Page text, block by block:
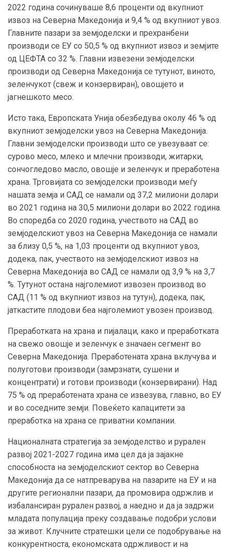
2022 година сочинуваше 8,6 проценти од вкупниот
извоз на Северна Македонија и 9,4 % од вкупниот увоз.
Главните пазари за земјоделски и прехранбени
производи се ЕУ со 50,5 % од вкупниот извоз и земјите
од ЦЕФТА со 32 %. Главни извезени земјоделски
производи од Северна Македонија се тутунот, виното,
зеленчукот (свеж и конзервиран), овошјето и
јагнешкото месо.
Исто така, Европската Унија обезбедува околу 46 % од
вкупниот земјоделски увоз на Северна Македонија.
Главни земјоделски производи што се увезуваат се:
сурово месо, млеко и млечни производи, житарки,
сончогледово масло, овошје и зеленчук и преработена
храна. Трговијата со земјоделски производи меѓу
нашата земја и САД се намали од 37,2 милиони долари
во 2021 година на 30,5 милиони долари во 2022 година.
Во споредба со 2020 година, учеството на САД во
земјоделскиот увоз на Северна Македонија се намали
за близу 0,5 %, на 1,03 проценти од вкупниот увоз,
додека, пак, учеството на земјоделскиот извоз на
Северна Македонија во САД се намали од 3,9 % на 3,7
%. Тутунот остана најголемиот извозен производ во
САД (11 % од вкупниот извоз на тутун), додека, пак,
јаткастите плодови беа најголемиот увозен производ.
Преработката на храна и пијалаци, како и преработката
на свежо овошје и зеленчук е значаен сегмент во
Северна Македонија. Преработената храна вклучува и
полуготови производи (замрзнати, сушени и
концентрати) и готови производи (конзервирани). Над
75 % од преработената храна се извезува, главно, во ЕУ
и во соседните земји. Повеќето капацитети за
преработка на храна се приватни компании.
Националната стратегија за земјоделство и рурален
развој 2021-2027 година има цел да ја зајакне
способноста на земјоделскиот сектор во Северна
Македонија да се натпреварува на пазарите на ЕУ и на
другите регионални пазари, да промовира одржлив и
избалансиран рурален развој, а наедно и да ја задржи
младата популација преку создавање подобри услови
за живот. Клучните стратешки цели се подобрување на
конкурентноста, економската одржливост и на